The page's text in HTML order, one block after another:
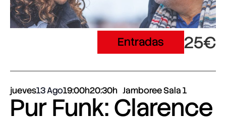
Entradas 25€
jueves13 Ago19:00h20:30h Jamboree Sala 1
Pur Funk: Clarence